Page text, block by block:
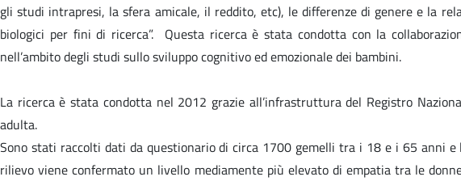
gli studi intrapresi, la sfera amicale, il reddito, etc), le differenze di genere e la
biologici per fini di ricerca”. Questa ricerca è stata condotta con la
nell’ambito degli studi sullo sviluppo cognitivo ed emozionale dei bambini.
La ricerca è stata condotta nel 2012 grazie all’infrastruttura del Registro
adulta.
Sono stati raccolti dati da questionario di circa 1700 gemelli tra i 18 e i 65 anni
rilievo viene confermato un livello mediamente più elevato di empatia tra le